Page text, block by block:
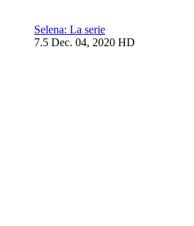
Selena: La serie
7.5 Dec. 04, 2020 HD